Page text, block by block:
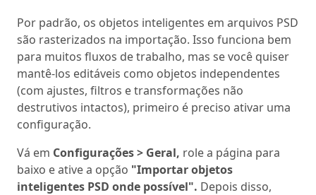
Por padrão, os objetos inteligentes em arquivos PSD
são rasterizados na importação. Isso funciona bem
para muitos fluxos de trabalho, mas se você quiser
mantê-los editáveis como objetos independentes
(com ajustes, filtros e transformações não
destrutivos intactos), primeiro é preciso ativar uma
configuração.
Vá em Configurações > Geral, role a página para
baixo e ative a opção "Importar objetos
inteligentes PSD onde possível". Depois disso,